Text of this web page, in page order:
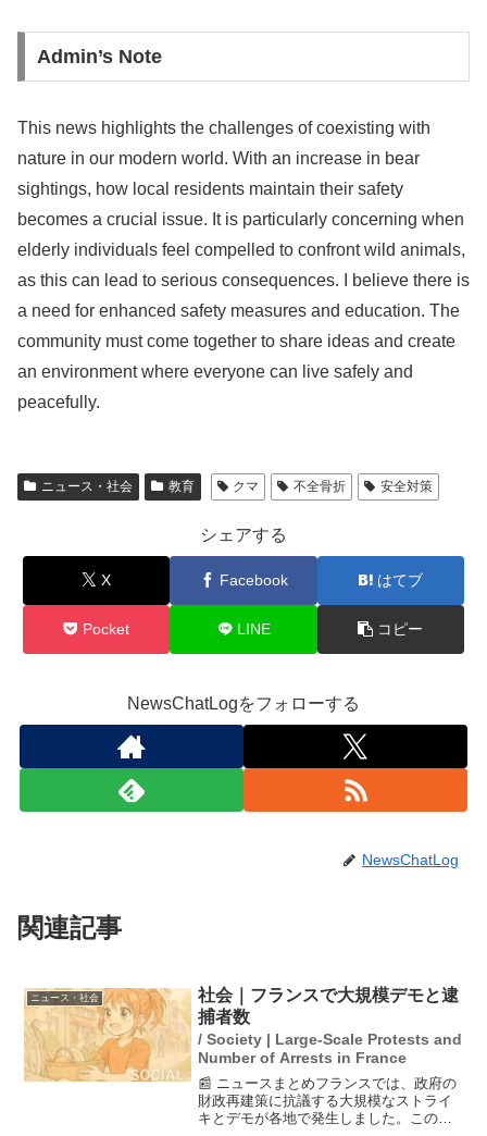
Admin’s Note
This news highlights the challenges of coexisting with
nature in our modern world. With an increase in bear
sightings, how local residents maintain their safety
becomes a crucial issue. It is particularly concerning when
elderly individuals feel compelled to confront wild animals,
as this can lead to serious consequences. I believe there is
a need for enhanced safety measures and education. The
community must come together to share ideas and create
an environment where everyone can live safely and
peacefully.
ニュース・社会 教育 クマ 不全骨折 安全対策
シェアする
X Facebook はてブ
Pocket LINE コピー
NewsChatLogをフォローする
NewsChatLog
関連記事
ニュース・社会
社会｜フランスで大規模デモと逮
捕者数
/ Society | Large-Scale Protests and
Number of Arrests in France
📰 ニュースまとめフランスでは、政府の
財政再建策に抗議する大規模なストライ
キとデモが各地で発生しました。このデ